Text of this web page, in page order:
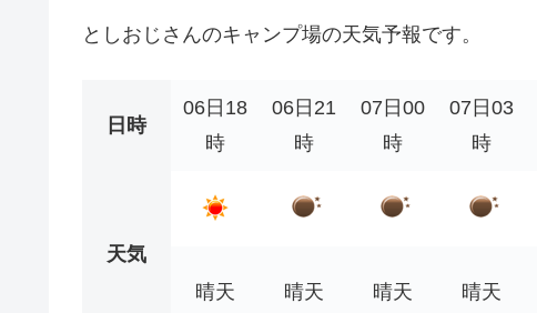
としおじさんのキャンプ場の天気予報です。
日時
06日18
時
06日21
時
07日00
時
07日03
時
天気
晴天
晴天 晴天 晴天